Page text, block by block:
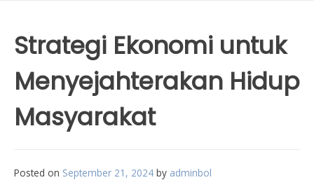
Strategi Ekonomi untuk
Menyejahterakan Hidup
Masyarakat
Posted on September 21, 2024 by adminbol